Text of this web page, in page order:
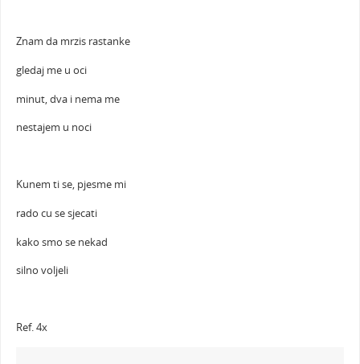
Znam da mrzis rastanke
gledaj me u oci
minut, dva i nema me
nestajem u noci
Kunem ti se, pjesme mi
rado cu se sjecati
kako smo se nekad
silno voljeli
Ref. 4x